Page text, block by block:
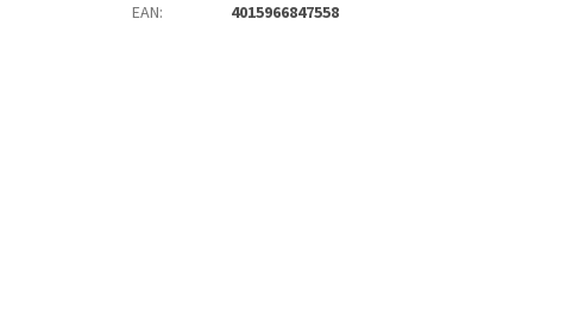
EAN: 4015966847558